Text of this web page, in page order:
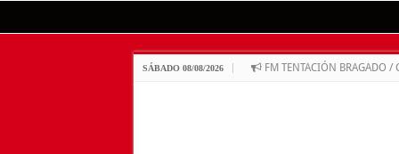
SÁBADO 08/08/2026 FM TENTACIÓN BRAGADO /